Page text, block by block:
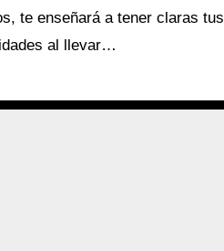
te enseñará a tener claras tus
al llevar…